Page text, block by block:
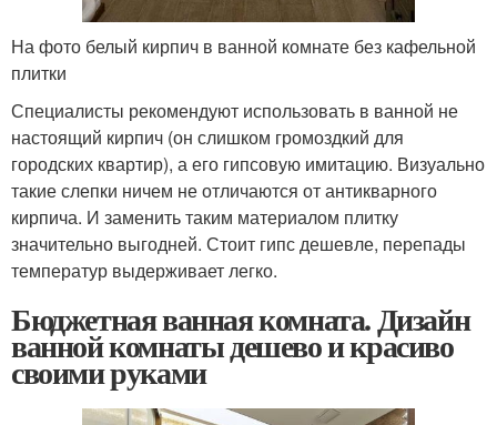
На фото белый кирпич в ванной комнате без кафельной
плитки
Специалисты рекомендуют использовать в ванной не
настоящий кирпич (он слишком громоздкий для
городских квартир), а его гипсовую имитацию. Визуально
такие слепки ничем не отличаются от антикварного
кирпича. И заменить таким материалом плитку
значительно выгодней. Стоит гипс дешевле, перепады
температур выдерживает легко.
Бюджетная ванная комната. Дизайн
ванной комнаты дешево и красиво
своими руками